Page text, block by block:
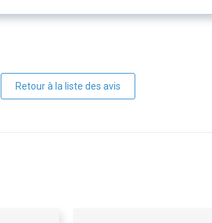
Retour à la liste des avis